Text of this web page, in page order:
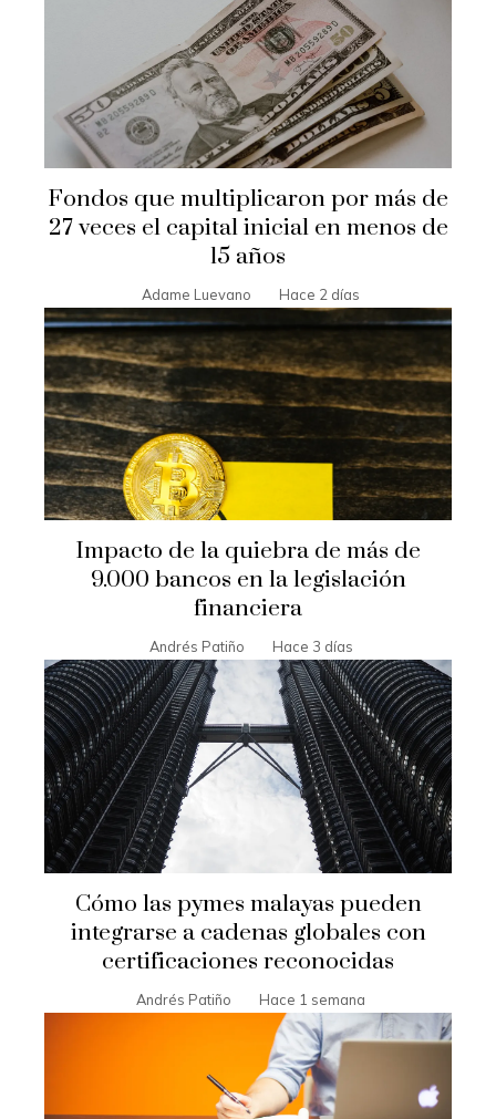
Fondos que multiplicaron por más de
27 veces el capital inicial en menos de
15 años
Adame Luevano Hace 2 días
Impacto de la quiebra de más de
9.000 bancos en la legislación
financiera
Andrés Patiño Hace 3 días
Cómo las pymes malayas pueden
integrarse a cadenas globales con
certificaciones reconocidas
Andrés Patiño Hace 1 semana